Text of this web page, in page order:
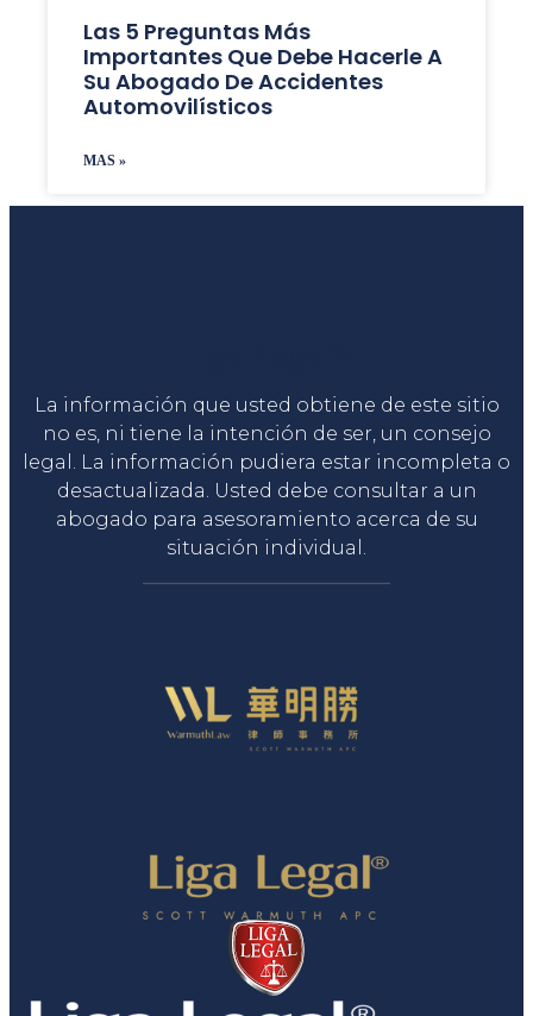
Las 5 Preguntas Más
Importantes Que Debe Hacerle A
Su Abogado De Accidentes
Automovilísticos
MAS »
La información que usted obtiene de este sitio
no es, ni tiene la intención de ser, un consejo
legal. La información pudiera estar incompleta o
desactualizada. Usted debe consultar a un
abogado para asesoramiento acerca de su
situación individual.